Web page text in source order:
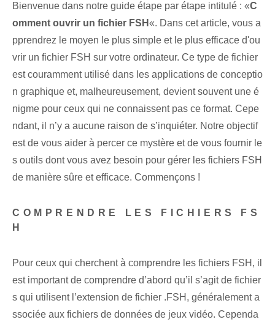
Bienvenue dans notre guide étape par étape intitulé : «C
omment ouvrir un fichier FSH«. ⁢Dans cet article, vous a
pprendrez le moyen le plus simple et le plus efficace d'ou
vrir un fichier FSH sur votre ordinateur. Ce type de fichier
est couramment utilisé dans les applications de conceptio
n graphique et, malheureusement, devient souvent une é
nigme pour ceux qui ne connaissent pas ce format. Cepe
ndant, il n’y a aucune raison de s’inquiéter. Notre objectif
est de vous aider à percer ce mystère et de vous fournir le
s outils dont vous avez besoin pour gérer les fichiers FSH
de manière sûre et efficace. ⁣Commençons !
COMPRENDRE LES FICHIERS FS
H
Pour ceux qui cherchent à comprendre les fichiers FSH, il
est important de comprendre d’abord qu’il s’agit de fichier
s qui utilisent l’extension de fichier .FSH, généralement a
ssociée aux fichiers de données de jeux vidéo. Cependa